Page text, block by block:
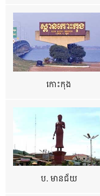
កោះកុង
ប. មានជ័យ